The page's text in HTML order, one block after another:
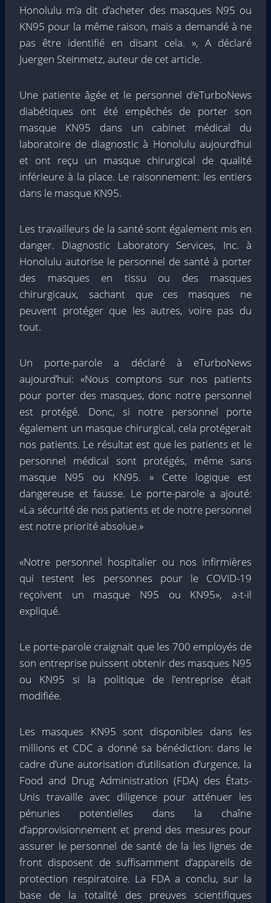
Honolulu m’a dit d’acheter des masques N95 ou
KN95 pour la même raison, mais a demandé à ne
pas être identifié en disant cela. », A déclaré
Juergen Steinmetz, auteur de cet article.
Une patiente âgée et le personnel d’eTurboNews
diabétiques ont été empêchés de porter son
masque KN95 dans un cabinet médical du
laboratoire de diagnostic à Honolulu aujourd’hui
et ont reçu un masque chirurgical de qualité
inférieure à la place. Le raisonnement: les entiers
dans le masque KN95.
Les travailleurs de la santé sont également mis en
danger. Diagnostic Laboratory Services, Inc. à
Honolulu autorise le personnel de santé à porter
des masques en tissu ou des masques
chirurgicaux, sachant que ces masques ne
peuvent protéger que les autres, voire pas du
tout.
Un porte-parole a déclaré à eTurboNews
aujourd’hui: «Nous comptons sur nos patients
pour porter des masques, donc notre personnel
est protégé. Donc, si notre personnel porte
également un masque chirurgical, cela protégerait
nos patients. Le résultat est que les patients et le
personnel médical sont protégés, même sans
masque N95 ou KN95. » Cette logique est
dangereuse et fausse. Le porte-parole a ajouté:
«La sécurité de nos patients et de notre personnel
est notre priorité absolue.»
«Notre personnel hospitalier ou nos infirmières
qui testent les personnes pour le COVID-19
reçoivent un masque N95 ou KN95», a-t-il
expliqué.
Le porte-parole craignait que les 700 employés de
son entreprise puissent obtenir des masques N95
ou KN95 si la politique de l’entreprise était
modifiée.
Les masques KN95 sont disponibles dans les
millions et CDC a donné sa bénédiction: dans le
cadre d’une autorisation d’utilisation d’urgence, la
Food and Drug Administration (FDA) des États-
Unis travaille avec diligence pour atténuer les
pénuries potentielles dans la chaîne
d’approvisionnement et prend des mesures pour
assurer le personnel de santé de la les lignes de
front disposent de suffisamment d’appareils de
protection respiratoire. La FDA a conclu, sur la
base de la totalité des preuves scientifiques